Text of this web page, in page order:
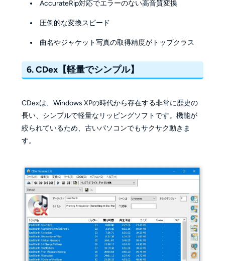
AccurateRip対応でエラーのない高音質変換
圧倒的な変換スピード
曲名やジャケット写真の取得精度がトップクラス
6. CDex【軽量でシンプル】
CDexは、Windows XPの時代から存在する非常に歴史の
長い、シンプルで軽量なリッピングソフトです。機能が
絞られているため、古いパソコンでもサクサク動きま
す。